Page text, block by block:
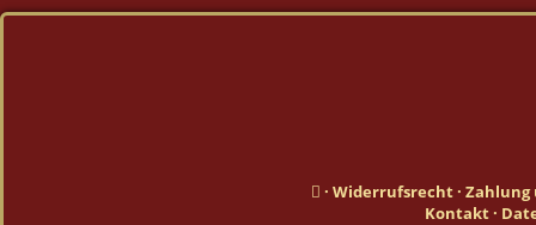
· Widerrufsrecht· Zahlung
Kontakt·